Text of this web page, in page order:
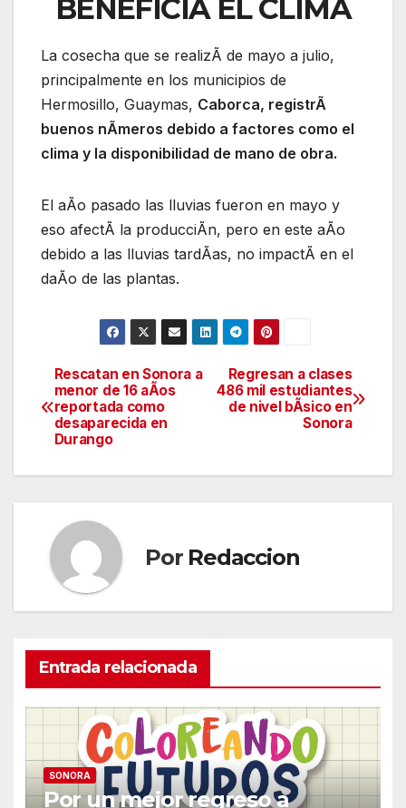
BENEFICIA EL CLIMA
La cosecha que se realizÃ de mayo a julio,
principalmente en los municipios de
Hermosillo, Guaymas, Caborca, registrÃ
buenos nÃmeros debido a factores como el
clima y la disponibilidad de mano de obra.
El aÃo pasado las lluvias fueron en mayo y
eso afectÃ la producciÃn, pero en este aÃo
debido a las lluvias tardÃas, no impactÃ en el
daÃo de las plantas.
Navegación
de
entradas
Regresan a clases
486 mil estudiantes
de nivel bÃsico en
Sonora
Rescatan en Sonora a
menor de 16 aÃos
reportada como
desaparecida en
Durango
Por Redaccion
Entrada relacionada
SONORA
Por un mejor regreso a